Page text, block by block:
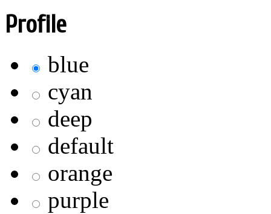
Profile
blue
cyan
deep
default
orange
purple